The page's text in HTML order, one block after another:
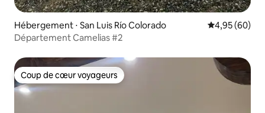
Hébergement ⋅ San Luis Río Colorado Évaluation
4,95 (60)
Département Camelias #2
Coup de cœur voyageurs
Coup de cœur voyageurs